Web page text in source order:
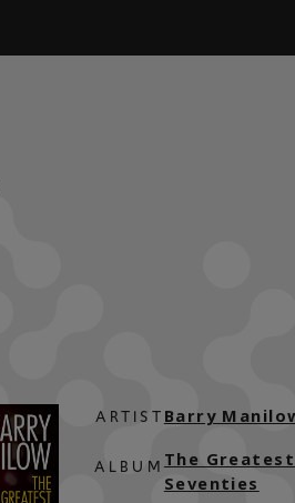
ARTIST
ALBUM
Barry
The
Seventies